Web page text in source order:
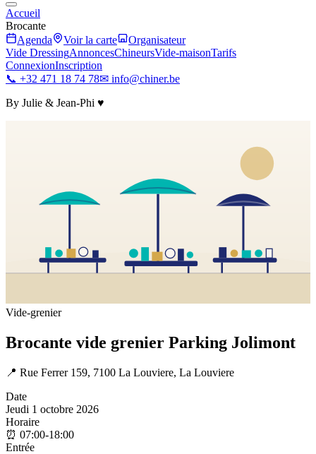
Accueil
Brocante
Agenda
Voir la carte
Organisateur
Vide DressingAnnoncesChineursVide-maisonTarifs
ConnexionInscription
📞 +32 471 18 74 78✉ info@chiner.be
By Julie & Jean-Phi ♥
Vide-grenier
Brocante vide grenier Parking Jolimont
📍 Rue Ferrer 159, 7100 La Louviere, La Louviere
Date
Jeudi 1 octobre 2026
Horaire
⏰ 07:00-18:00
Entrée